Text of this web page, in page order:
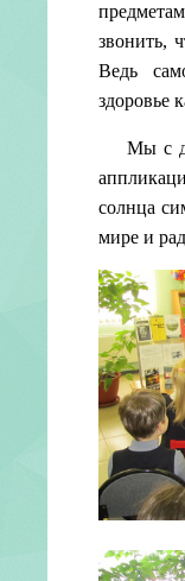
звонить,
Ведь
здоровье
Мы с
солнца
мире и